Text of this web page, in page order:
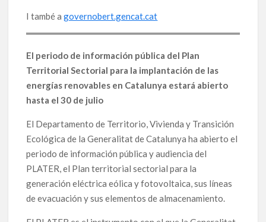
I també agovernobert.gencat.cat
El periodo de información pública del Plan
Territorial Sectorial para la implantación de las
energías renovables en Catalunya estará abierto
hasta el 30 de julio
El Departamento de Territorio, Vivienda y Transición
Ecológica de la Generalitat de Catalunya ha abierto el
periodo de información pública y audiencia del
PLATER, el Plan territorial sectorial para la
generación eléctrica eólica y fotovoltaica, sus líneas
de evacuación y sus elementos de almacenamiento.